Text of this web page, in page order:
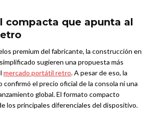
compacta que apunta al
premium del fabricante, la construcción en
sugieren una propuesta más
mercado portátil retro. A pesar de eso, la
confirmó el precio oficial de la consola ni una
global. El formato compacto
los principales diferenciales del dispositivo.